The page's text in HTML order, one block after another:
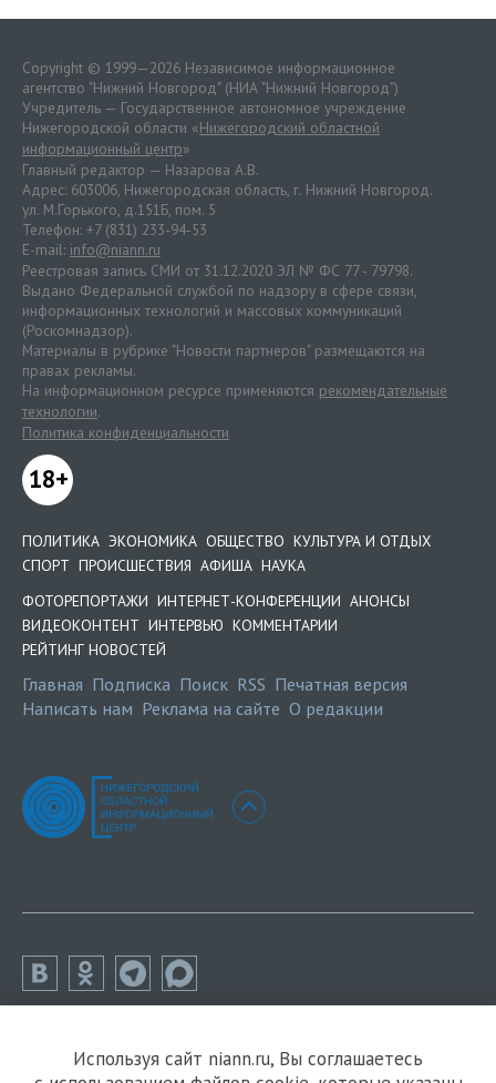
Copyright © 1999—2026 Независимое информационное
агентство "Нижний Новгород" (НИА "Нижний Новгород")
Учредитель — Государственное автономное учреждение
Нижегородской области «Нижегородский областной
информационный центр»
Главный редактор — Назарова А.В.
Адрес: 603006, Нижегородская область, г. Нижний Новгород.
ул. М.Горького, д.151Б, пом. 5
Телефон: +7 (831) 233-94-53
E-mail: info@niann.ru
Реестровая запись СМИ от 31.12.2020 ЭЛ № ФС 77 - 79798.
Выдано Федеральной службой по надзору в сфере связи,
информационных технологий и массовых коммуникаций
(Роскомнадзор).
Материалы в рубрике "Новости партнеров" размещаются на
правах рекламы.
На информационном ресурсе применяются рекомендательные
технологии.
Политика конфиденциальности
18+
ПОЛИТИКА ЭКОНОМИКА ОБЩЕСТВО КУЛЬТУРА И ОТДЫХ
СПОРТ ПРОИСШЕСТВИЯ АФИША НАУКА
ФОТОРЕПОРТАЖИ ИНТЕРНЕТ-КОНФЕРЕНЦИИ АНОНСЫ
ВИДЕОКОНТЕНТ ИНТЕРВЬЮ КОММЕНТАРИИ
РЕЙТИНГ НОВОСТЕЙ
Главная Подписка Поиск RSS Печатная версия
Написать нам Реклама на сайте О редакции
Используя сайт niann.ru, Вы соглашаетесь